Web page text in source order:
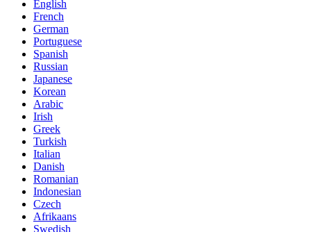
English
French
German
Portuguese
Spanish
Russian
Japanese
Korean
Arabic
Irish
Greek
Turkish
Italian
Danish
Romanian
Indonesian
Czech
Afrikaans
Swedish